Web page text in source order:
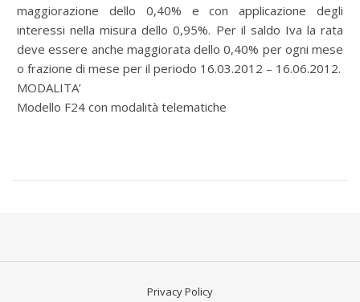
maggiorazione dello 0,40% e con applicazione degli
interessi nella misura dello 0,95%. Per il saldo Iva la rata
deve essere anche maggiorata dello 0,40% per ogni mese
o frazione di mese per il periodo 16.03.2012 – 16.06.2012.
MODALITA’
Modello F24 con modalità telematiche
Privacy Policy